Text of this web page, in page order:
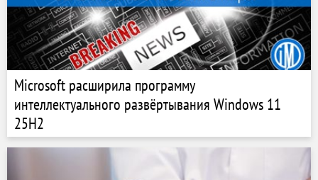
Microsoft расширила программу
интеллектуального развёртывания Windows 11
25H2